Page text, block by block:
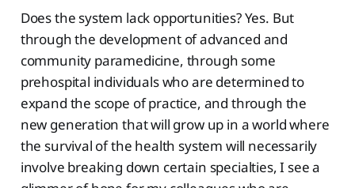
Does the system lack opportunities? Yes. But
through the development of advanced and
community paramedicine, through some
prehospital individuals who are determined to
expand the scope of practice, and through the
new generation that will grow up in a world where
the survival of the health system will necessarily
involve breaking down certain specialties, I see a